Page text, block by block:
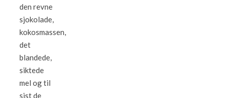
den revne
sjokolade,
kokosmassen,
det
blandede,
siktede
mel og til
sist de